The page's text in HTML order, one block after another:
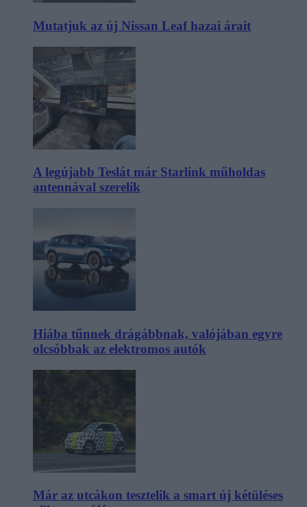
Mutatjuk az új Nissan Leaf hazai árait
A legújabb Teslát már Starlink műholdas
antennával szerelik
Hiába tűnnek drágábbnak, valójában egyre
olcsóbbak az elektromos autók
Már az utcákon tesztelik a smart új kétüléses